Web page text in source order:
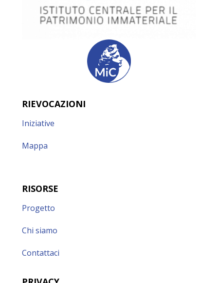
RIEVOCAZIONI
Iniziative
Mappa
RISORSE
Progetto
Chi siamo
Contattaci